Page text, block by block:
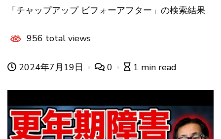
「チャップアップ ビフォーアフター」の検索結果
956 total views
2024年7月19日 0 1 min read